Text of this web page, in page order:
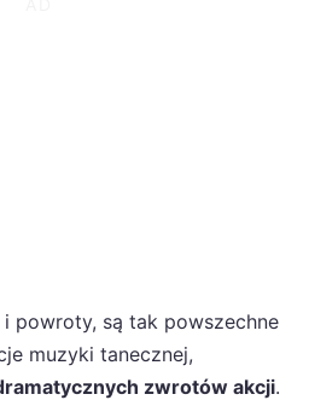
powroty, są tak powszechne
muzyki tanecznej,
zwrotów akcji.